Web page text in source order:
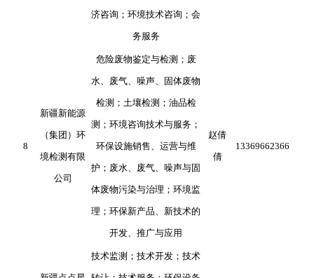
济咨询；环境技术咨询；会
务服务
8
新疆新能源
（集团）环
境检测有限
公司
危险废物鉴定与检测；废
水、废气、噪声、固体废物
检测；土壤检测；油品检
测；环境咨询技术与服务；
环保设施销售、运营与维
护；废水、废气、噪声与固
体废物污染与治理；环境监
理；环保新产品、新技术的
开发、推广与应用
赵倩
倩
13369662366
技术监测；技术开发；技术